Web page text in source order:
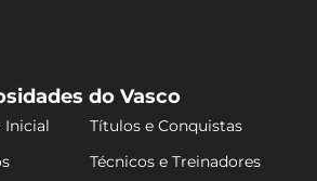
do Vasco
Inicial
Títulos e Conquistas
Técnicos e Treinadores